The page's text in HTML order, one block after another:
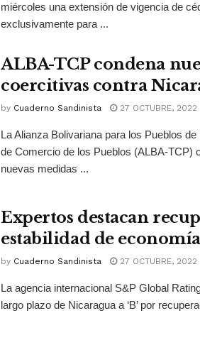
miércoles una extensión de vigencia de
exclusivamente para ...
ALBA-TCP condena
coercitivas contra
by Cuaderno Sandinista 27 OCTUBRE, 2022
La Alianza Bolivariana para los Pueblos
de Comercio de los Pueblos (ALBA-TCP)
nuevas medidas ...
Expertos destacan
estabilidad de
by Cuaderno Sandinista 27 OCTUBRE, 2022
La agencia internacional S&P Global
largo plazo de Nicaragua a ‘B’ por